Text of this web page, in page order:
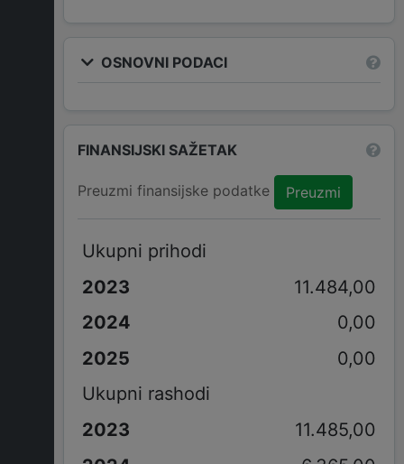
OSNOVNI PODACI
FINANSIJSKI SAŽETAK
Preuzmi finansijske podatke Preuzmi
Ukupni prihodi
11.484,00
0,00
0,00
Ukupni rashodi
11.485,00